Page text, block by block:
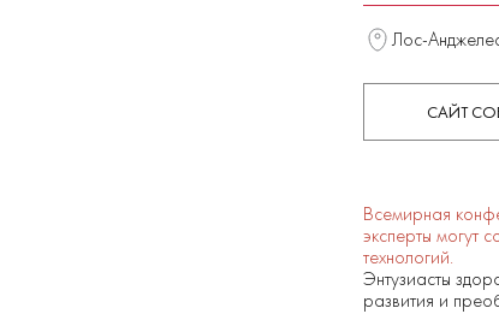
Лос-
САЙТ
Всемирная
эксперты могут
технологий.
Энтузиасты
развития и